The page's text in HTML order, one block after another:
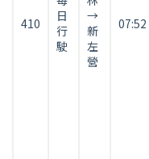
表410
日
行
駛
→
新
左
營
07:52